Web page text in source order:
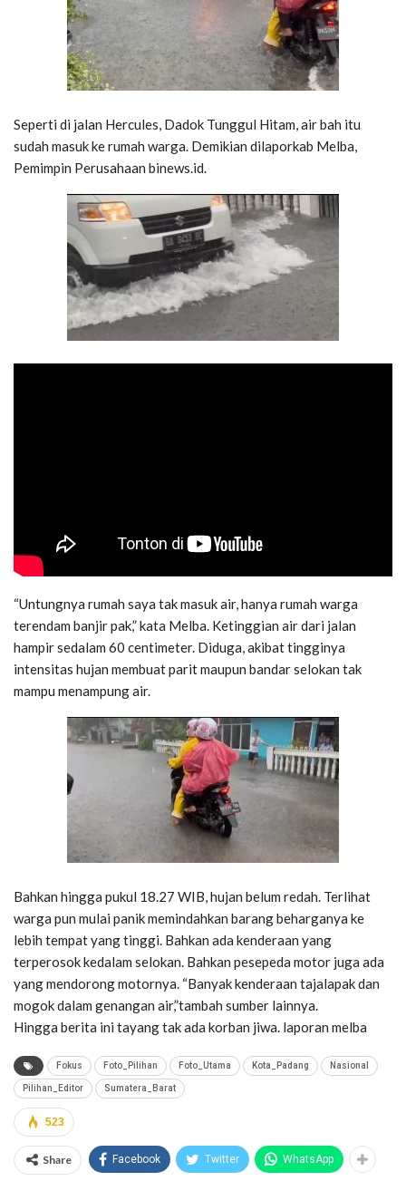
Seperti di jalan Hercules, Dadok Tunggul Hitam, air bah itu
sudah masuk ke rumah warga. Demikian dilaporkab Melba,
Pemimpin Perusahaan binews.id.
“Untungnya rumah saya tak masuk air, hanya rumah warga
terendam banjir pak,” kata Melba. Ketinggian air dari jalan
hampir sedalam 60 centimeter. Diduga, akibat tingginya
intensitas hujan membuat parit maupun bandar selokan tak
mampu menampung air.
Bahkan hingga pukul 18.27 WIB, hujan belum redah. Terlihat
warga pun mulai panik memindahkan barang beharganya ke
lebih tempat yang tinggi. Bahkan ada kenderaan yang
terperosok kedalam selokan. Bahkan pesepeda motor juga ada
yang mendorong motornya. “Banyak kenderaan tajalapak dan
mogok dalam genangan air,”tambah sumber lainnya.
Hingga berita ini tayang tak ada korban jiwa. laporan melba
Fokus Foto_Pilihan Foto_Utama Kota_Padang Nasional
Pilihan_Editor Sumatera_Barat
523
Share Facebook Twitter WhatsApp